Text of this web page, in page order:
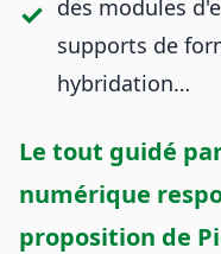
des modules
supports de
hybridation…
Le tout guidé
numérique
proposition de